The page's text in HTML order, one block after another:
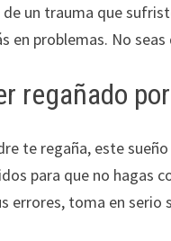
un trauma que
en problemas. No
regañado
te regaña, este
para que no hagas
errores, toma en